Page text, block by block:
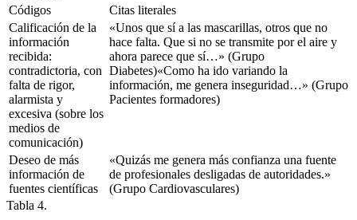
Códigos
Citas literales
Calificación de la
información
recibida:
contradictoria, con
falta de rigor,
alarmista y
excesiva (sobre los
medios de
comunicación)
«Unos que sí a las mascarillas, otros que no
hace falta. Que si no se transmite por el aire y
ahora parece que sí…» (Grupo
Diabetes)«Como ha ido variando la
información, me genera inseguridad…» (Grupo
Pacientes formadores)
Deseo de más
información de
fuentes científicas
«Quizás me genera más confianza una fuente
de profesionales desligadas de autoridades.»
(Grupo Cardiovasculares)
Tabla 4.